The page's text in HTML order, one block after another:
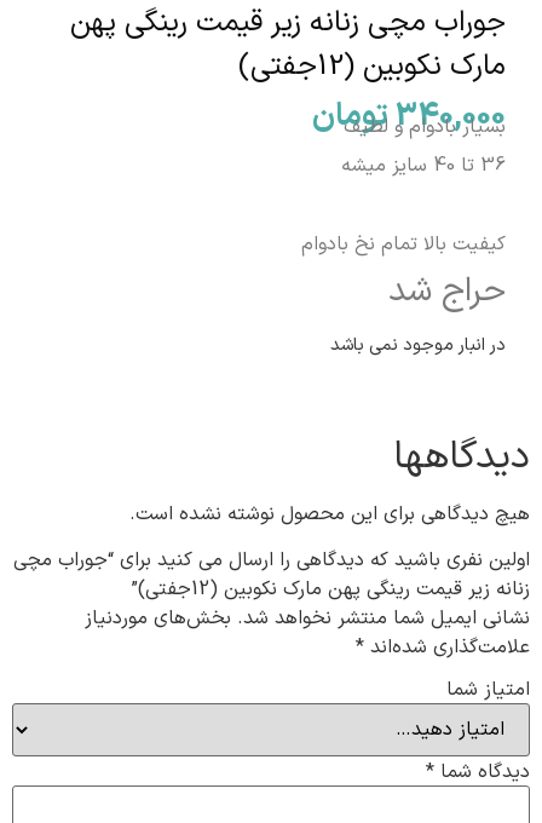
جوراب مچی زنانه زیر قیمت رینگی پهن
مارک نکوبین (12جفتی)
340,000تومان
بسیار بادوام و لطیف
36 تا 40 سایز میشه
کیفیت بالا تمام نخ بادوام
حراج شد
در انبار موجود نمی باشد
دیدگاهها
هیچ دیدگاهی برای این محصول نوشته نشده است.
اولین نفری باشید که دیدگاهی را ارسال می کنید برای “جوراب مچی
زنانه زیر قیمت رینگی پهن مارک نکوبین (12جفتی)”
نشانی ایمیل شما منتشر نخواهد شد. بخش‌های موردنیاز
علامت‌گذاری شده‌اند *
امتیاز شما
دیدگاه شما *